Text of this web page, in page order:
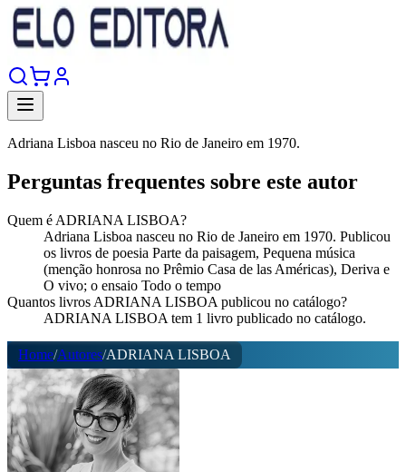
Adriana Lisboa nasceu no Rio de Janeiro em 1970.
Perguntas frequentes sobre este autor
Quem é ADRIANA LISBOA?
Adriana Lisboa nasceu no Rio de Janeiro em 1970. Publicou
os livros de poesia Parte da paisagem, Pequena música
(menção honrosa no Prêmio Casa de las Américas), Deriva e
O vivo; o ensaio Todo o tempo
Quantos livros ADRIANA LISBOA publicou no catálogo?
ADRIANA LISBOA tem 1 livro publicado no catálogo.
Home/Autores/ADRIANA LISBOA